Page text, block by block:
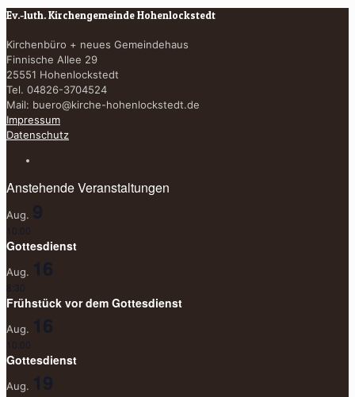
Ev.-luth. Kirchengemeinde Hohenlockstedt
Kirchenbüro + neues Gemeindehaus
Finnische Allee 29
25551 Hohenlockstedt
Tel. 04826-3704524
Mail: buero@kirche-hohenlockstedt.de
Impressum
Datenschutz
Anstehende Veranstaltungen
Aug. 9
10:00
Gottesdienst
Aug. 16
8:30
Frühstück vor dem Gottesdienst
Aug. 16
10:00
Gottesdienst
Aug. 19